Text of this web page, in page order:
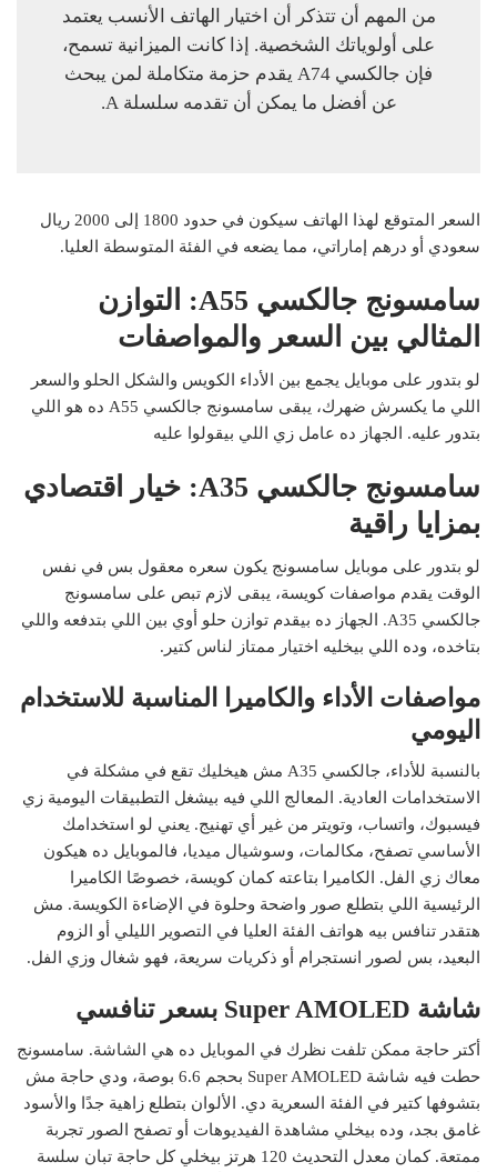
من المهم أن تتذكر أن اختيار الهاتف الأنسب يعتمد
على أولوياتك الشخصية. إذا كانت الميزانية تسمح،
فإن جالكسي A74 يقدم حزمة متكاملة لمن يبحث
عن أفضل ما يمكن أن تقدمه سلسلة A.
السعر المتوقع لهذا الهاتف سيكون في حدود 1800 إلى 2000 ريال
سعودي أو درهم إماراتي، مما يضعه في الفئة المتوسطة العليا.
سامسونج جالكسي A55: التوازن
المثالي بين السعر والمواصفات
لو بتدور على موبايل يجمع بين الأداء الكويس والشكل الحلو والسعر
اللي ما يكسرش ضهرك، يبقى سامسونج جالكسي A55 ده هو اللي
بتدور عليه. الجهاز ده عامل زي اللي بيقولوا عليه
سامسونج جالكسي A35: خيار اقتصادي
بمزايا راقية
لو بتدور على موبايل سامسونج يكون سعره معقول بس في نفس
الوقت يقدم مواصفات كويسة، يبقى لازم تبص على سامسونج
جالكسي A35. الجهاز ده بيقدم توازن حلو أوي بين اللي بتدفعه واللي
بتاخده، وده اللي بيخليه اختيار ممتاز لناس كتير.
مواصفات الأداء والكاميرا المناسبة للاستخدام
اليومي
بالنسبة للأداء، جالكسي A35 مش هيخليك تقع في مشكلة في
الاستخدامات العادية. المعالج اللي فيه بيشغل التطبيقات اليومية زي
فيسبوك، واتساب، وتويتر من غير أي تهنيج. يعني لو استخدامك
الأساسي تصفح، مكالمات، وسوشيال ميديا، فالموبايل ده هيكون
معاك زي الفل. الكاميرا بتاعته كمان كويسة، خصوصًا الكاميرا
الرئيسية اللي بتطلع صور واضحة وحلوة في الإضاءة الكويسة. مش
هتقدر تنافس بيه هواتف الفئة العليا في التصوير الليلي أو الزوم
البعيد، بس لصور انستجرام أو ذكريات سريعة، فهو شغال وزي الفل.
شاشة Super AMOLED بسعر تنافسي
أكتر حاجة ممكن تلفت نظرك في الموبايل ده هي الشاشة. سامسونج
حطت فيه شاشة Super AMOLED بحجم 6.6 بوصة، ودي حاجة مش
بتشوفها كتير في الفئة السعرية دي. الألوان بتطلع زاهية جدًا والأسود
غامق بجد، وده بيخلي مشاهدة الفيديوهات أو تصفح الصور تجربة
ممتعة. كمان معدل التحديث 120 هرتز بيخلي كل حاجة تبان سلسة